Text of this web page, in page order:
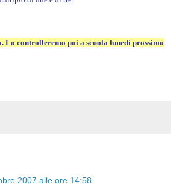
Lo controlleremo poi a scuola lunedì prossimo
2007 alle ore 14:58